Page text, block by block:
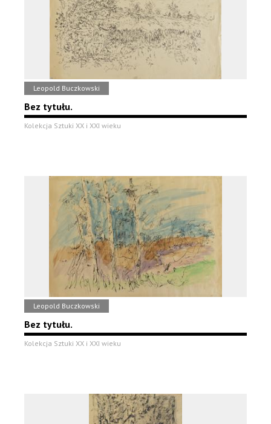
Leopold Buczkowski
Bez tytułu.
Kolekcja Sztuki XX i XXI wieku
Leopold Buczkowski
Bez tytułu.
Kolekcja Sztuki XX i XXI wieku